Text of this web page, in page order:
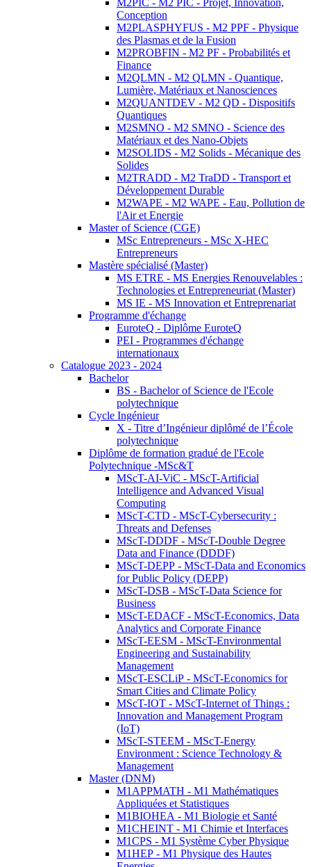
M2PIC - M2 PIC - Projet, Innovation,
Conception
M2PLASPHYFUS - M2 PPF - Physique
des Plasmas et de la Fusion
M2PROBFIN - M2 PF - Probabilités et
Finance
M2QLMN - M2 QLMN - Quantique,
Lumière, Matériaux et Nanosciences
M2QUANTDEV - M2 QD - Dispositifs
Quantiques
M2SMNO - M2 SMNO - Science des
Matériaux et des Nano-Objets
M2SOLIDS - M2 Solids - Mécanique des
Solides
M2TRADD - M2 TraDD - Transport et
Développement Durable
M2WAPE - M2 WAPE - Eau, Pollution de
l'Air et Energie
Master of Science (CGE)
MSc Entrepreneurs - MSc X-HEC
Entrepreneurs
Mastère spécialisé (Master)
MS ETRE - MS Energies Renouvelables :
Technologies et Entrepreneuriat (Master)
MS IE - MS Innovation et Entreprenariat
Programme d'échange
EuroteQ - Diplôme EuroteQ
PEI - Programmes d'échange
internationaux
Catalogue 2023 - 2024
Bachelor
BS - Bachelor of Science de l'Ecole
polytechnique
Cycle Ingénieur
X - Titre d’Ingénieur diplômé de l’École
polytechnique
Diplôme de formation gradué de l'Ecole
Polytechnique -MSc&T
MScT-AI-ViC - MScT-Artificial
Intelligence and Advanced Visual
Computing
MScT-CTD - MScT-Cybersecurity :
Threats and Defenses
MScT-DDDF - MScT-Double Degree
Data and Finance (DDDF)
MScT-DEPP - MScT-Data and Economics
for Public Policy (DEPP)
MScT-DSB - MScT-Data Science for
Business
MScT-EDACF - MScT-Economics, Data
Analytics and Corporate Finance
MScT-EESM - MScT-Environmental
Engineering and Sustainability
Management
MScT-ESCLiP - MScT-Economics for
Smart Cities and Climate Policy
MScT-IOT - MScT-Internet of Things :
Innovation and Management Program
(IoT)
MScT-STEEM - MScT-Energy
Environment : Science Technology &
Management
Master (DNM)
M1APPMATH - M1 Mathématiques
Appliquées et Statistiques
M1BIOHEA - M1 Biologie et Santé
M1CHEINT - M1 Chimie et Interfaces
M1CPS - M1 Système Cyber Physique
M1HEP - M1 Physique des Hautes